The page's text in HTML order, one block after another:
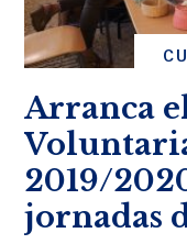
Arranca
2019/
jornadas